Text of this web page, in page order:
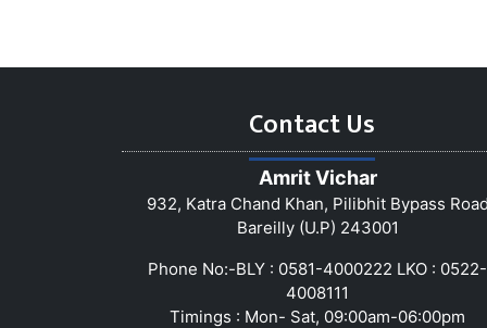
Contact Us
Amrit Vichar
932, Katra Chand Khan, Pilibhit Bypass
Bareilly (U.P) 243001
Phone No:-BLY : 0581-4000222 LKO : 0522-
4008111
Timings : Mon- Sat, 09:00am-06:00pm